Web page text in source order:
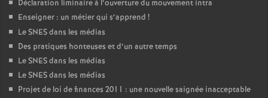
Déclaration liminaire à l’ouverture du mouvement intra
Enseigner : un métier qui s’apprend !
Le SNES dans les médias
Des pratiques honteuses et d’un autre temps
Le SNES dans les médias
Le SNES dans les médias
Projet de loi de finances 2011 : une nouvelle saignée inacceptable